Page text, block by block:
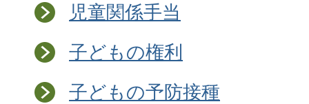
児童関係手当
子どもの権利
子どもの予防接種